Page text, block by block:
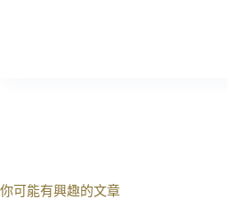
你可能有興趣的文章